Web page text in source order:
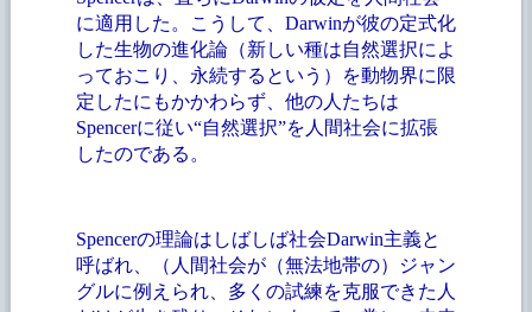
に適用した。こうして、Darwinが彼の定式化
した生物の進化論（新しい種は自然選択によ
っておこり、永続するという）を動物界に限
定したにもかかわらず、他の人たちは
Spencerに従い“自然選択”を人間社会に拡張
したのである。
Spencerの理論はしばしば社会Darwin主義と
呼ばれ、（人間社会が（無法地帯の）ジャン
グルに例えられ、多くの試練を克服できた人